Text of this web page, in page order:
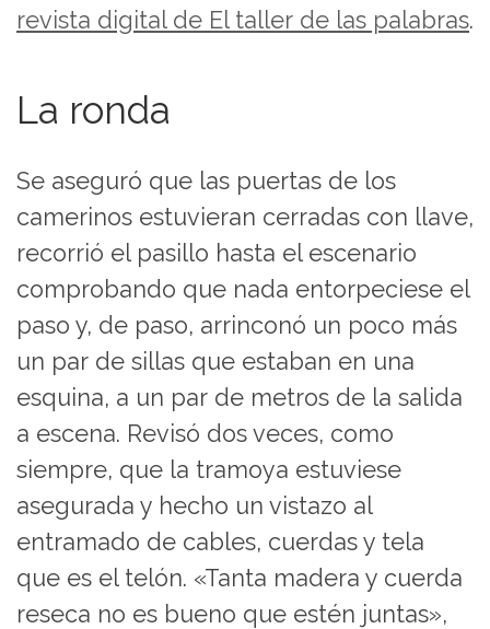
revista digital de El taller de las palabras.
La ronda
Se aseguró que las puertas de los
camerinos estuvieran cerradas con llave,
recorrió el pasillo hasta el escenario
comprobando que nada entorpeciese el
paso y, de paso, arrinconó un poco más
un par de sillas que estaban en una
esquina, a un par de metros de la salida
a escena. Revisó dos veces, como
siempre, que la tramoya estuviese
asegurada y hecho un vistazo al
entramado de cables, cuerdas y tela
que es el telón. «Tanta madera y cuerda
reseca no es bueno que estén juntas»,